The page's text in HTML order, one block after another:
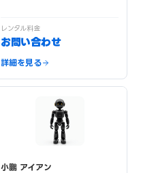
レンタル料金
お問い合わせ
詳細を見る
小鵬 アイアン